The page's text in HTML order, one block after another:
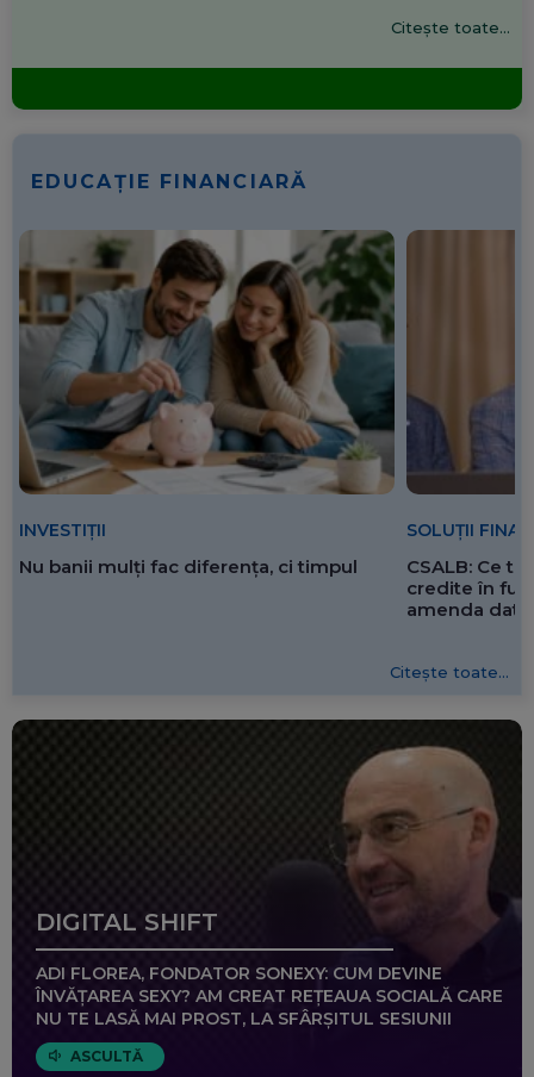
Citește toate...
EDUCAȚIE FINANCIARĂ
INVESTIȚII
Nu banii mulți fac diferența, ci timpul
SOLUȚII
CSALB: Ce
credite în
amenda
Citește toate...
DIGITAL SHIFT
ADI FLOREA, FONDATOR SONEXY: CUM DEVINE
ÎNVĂȚAREA SEXY? AM CREAT REȚEAUA SOCIALĂ CARE
NU TE LASĂ MAI PROST, LA SFÂRȘITUL SESIUNII
ASCULTĂ